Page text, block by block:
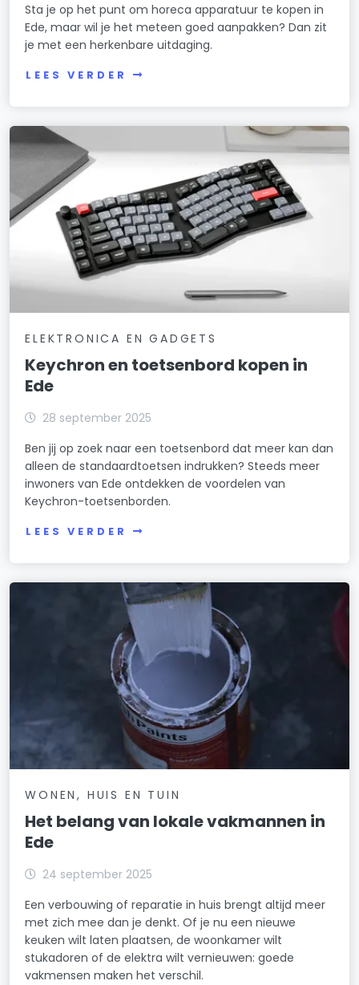
Sta je op het punt om horeca apparatuur te kopen in
Ede, maar wil je het meteen goed aanpakken? Dan zit
je met een herkenbare uitdaging.
LEES VERDER
ELEKTRONICA EN GADGETS
Keychron en toetsenbord kopen in
Ede
28 september 2025
Ben jij op zoek naar een toetsenbord dat meer kan dan
alleen de standaardtoetsen indrukken? Steeds meer
inwoners van Ede ontdekken de voordelen van
Keychron-toetsenborden.
LEES VERDER
WONEN, HUIS EN TUIN
Het belang van lokale vakmannen in
Ede
24 september 2025
Een verbouwing of reparatie in huis brengt altijd meer
met zich mee dan je denkt. Of je nu een nieuwe
keuken wilt laten plaatsen, de woonkamer wilt
stukadoren of de elektra wilt vernieuwen: goede
vakmensen maken het verschil.